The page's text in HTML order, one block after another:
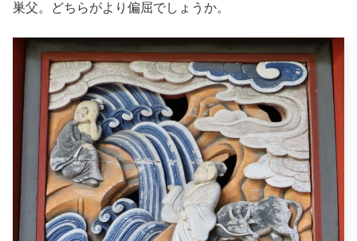
巣父。どちらがより偏屈でしょうか。